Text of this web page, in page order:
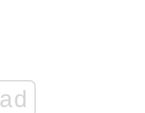
ad